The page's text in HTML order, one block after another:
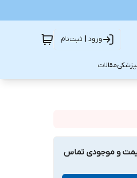
ورود | ثبت‌نام
مقالات
و موجودی تماس